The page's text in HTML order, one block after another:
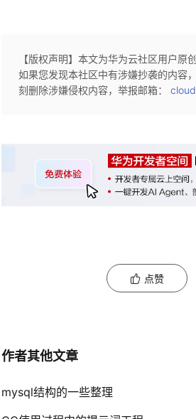
【版权声明】本文为华为云社区用户原
如果您发现本社区中有涉嫌抄袭的内容
刻删除涉嫌侵权内容，举报邮箱：
点赞
作者其他文章
mysql结构的一些整理